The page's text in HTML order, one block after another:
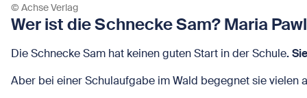
© Achse Verlag
Wer ist die Schnecke Sam? Maria
Die Schnecke Sam hat keinen guten Start in der Schule.
Aber bei einer Schulaufgabe im Wald begegnet sie vielen